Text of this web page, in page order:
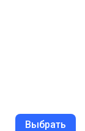
Выбрать